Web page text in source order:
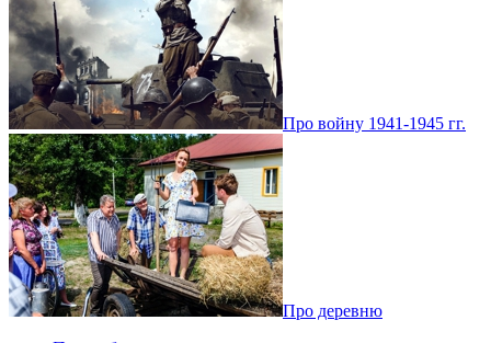
Про войну 1941-1945 гг.
Про деревню